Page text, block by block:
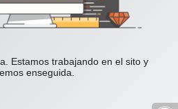
Estamos trabajando en el sito y
enseguida.